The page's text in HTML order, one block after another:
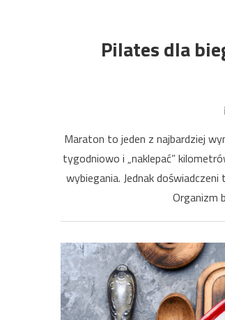
Pilates dla
Maraton to jeden z najbardziej
tygodniowo i „naklepać”
wybiegania. Jednak
Organizm